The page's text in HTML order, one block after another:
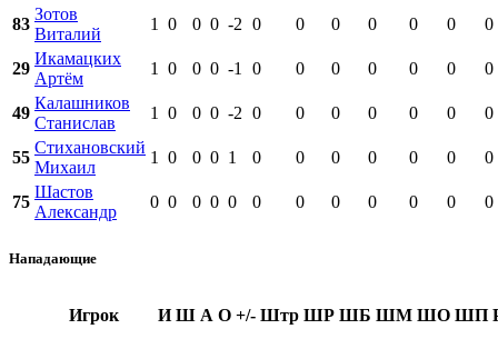
83
Зотов
Виталий
1 0 0 0 -2 0 0 0 0 0 0 0
29
Икамацких
Артём
1 0 0 0 -1 0 0 0 0 0 0 0
49
Калашников
Станислав
1 0 0 0 -2 0 0 0 0 0 0 0
55
Стихановский
Михаил
1 0 0 0 1 0 0 0 0 0 0 0
75
Шастов
Александр
0 0 0 0 0 0 0 0 0 0 0 0
Нападающие
Игрок И Ш А О +/- Штр ШР ШБ ШМ ШО ШП